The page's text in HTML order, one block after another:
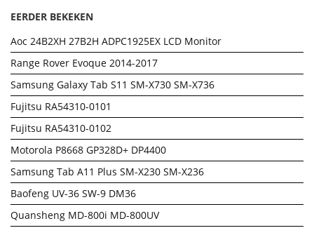
EERDER BEKEKEN
Aoc 24B2XH 27B2H ADPC1925EX LCD Monitor
Range Rover Evoque 2014-2017
Samsung Galaxy Tab S11 SM-X730 SM-X736
Fujitsu RA54310-0101
Fujitsu RA54310-0102
Motorola P8668 GP328D+ DP4400
Samsung Tab A11 Plus SM-X230 SM-X236
Baofeng UV-36 SW-9 DM36
Quansheng MD-800i MD-800UV